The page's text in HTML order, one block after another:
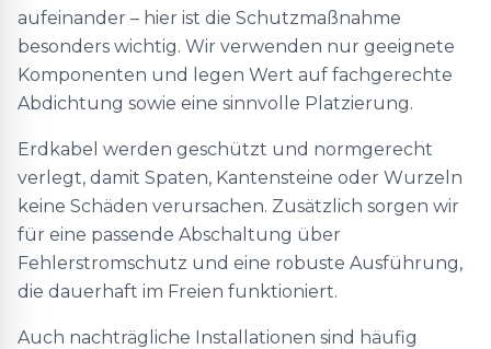
aufeinander – hier ist die Schutzmaßnahme
besonders wichtig. Wir verwenden nur geeignete
Komponenten und legen Wert auf fachgerechte
Abdichtung sowie eine sinnvolle Platzierung.
Erdkabel werden geschützt und normgerecht
verlegt, damit Spaten, Kantensteine oder Wurzeln
keine Schäden verursachen. Zusätzlich sorgen wir
für eine passende Abschaltung über
Fehlerstromschutz und eine robuste Ausführung,
die dauerhaft im Freien funktioniert.
Auch nachträgliche Installationen sind häufig